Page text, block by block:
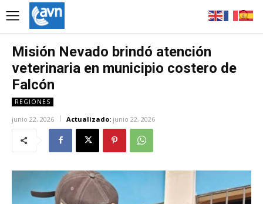
Misión Nevado brindó atención
veterinaria en municipio costero de
Falcón
REGIONES
junio 22, 2026 Actualizado: junio 22, 2026